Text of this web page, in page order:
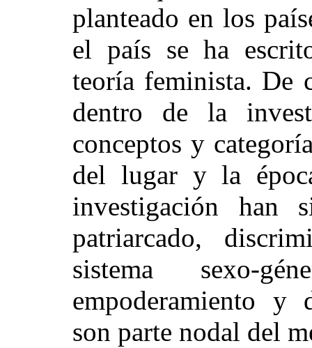
planteado en los
el país se ha
teoría feminista. De
dentro de la
conceptos y
del lugar y la
investigación han
patriarcado,
sistema sexo-
empoderamiento y
son parte nodal del